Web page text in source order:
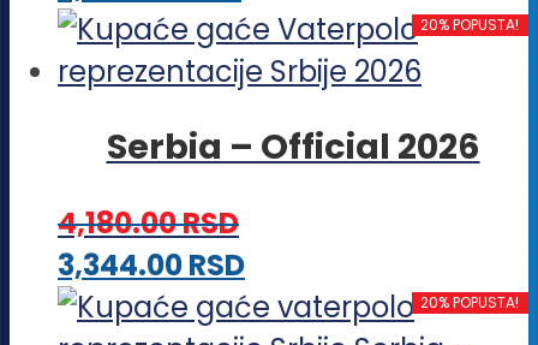
izabrane
na
proizvoda.
proizvod
ima
varijanti.
biti
izabrane
20% POPUSTA!
Serbia – Official 2026
4,180.00RSD
3,344.00RSDOvaj
proizvod
20% POPUSTA!